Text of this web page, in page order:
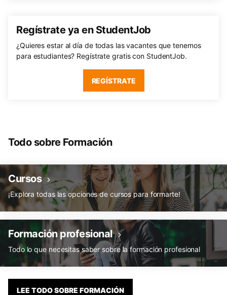
Regístrate ya en StudentJob
¿Quieres estar al día de todas las vacantes que tenemos
para estudiantes? Regístrate gratis con StudentJob.
REGÍSTRATE
Todo sobre Formación
Cursos
¡Explora todas las opciones de cursos para formarte!
Formación profesional
Todo lo que necesitas saber sobre la formación profesional
LEE TODO SOBRE FORMACIÓN